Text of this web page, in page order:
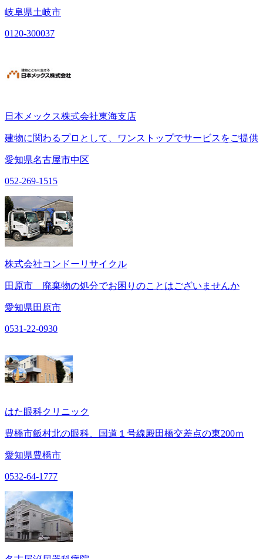
岐阜県土岐市
0120-300037
日本メックス株式会社東海支店
建物に関わるプロとして、ワンストップでサービスをご提供
愛知県名古屋市中区
052-269-1515
株式会社コンドーリサイクル
田原市 廃棄物の処分でお困りのことはございませんか
愛知県田原市
0531-22-0930
はた眼科クリニック
豊橋市飯村北の眼科、国道１号線殿田橋交差点の東200ｍ
愛知県豊橋市
0532-64-1777